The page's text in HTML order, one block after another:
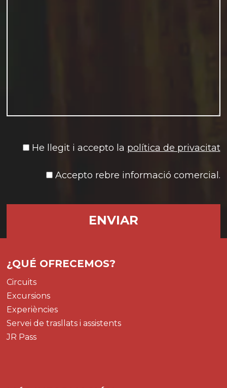
He llegit i accepto la política de privacitat
Accepto rebre informació comercial.
¿QUÉ OFRECEMOS?
Circuits
Excursions
Experiències
Servei de trasllats i assistents
JR Pass